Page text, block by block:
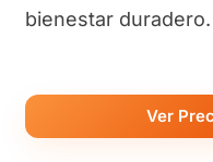
bienestar duradero.
Ver